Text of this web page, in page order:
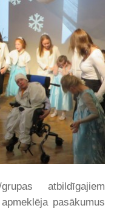
atbildīgajiem
pasākumus